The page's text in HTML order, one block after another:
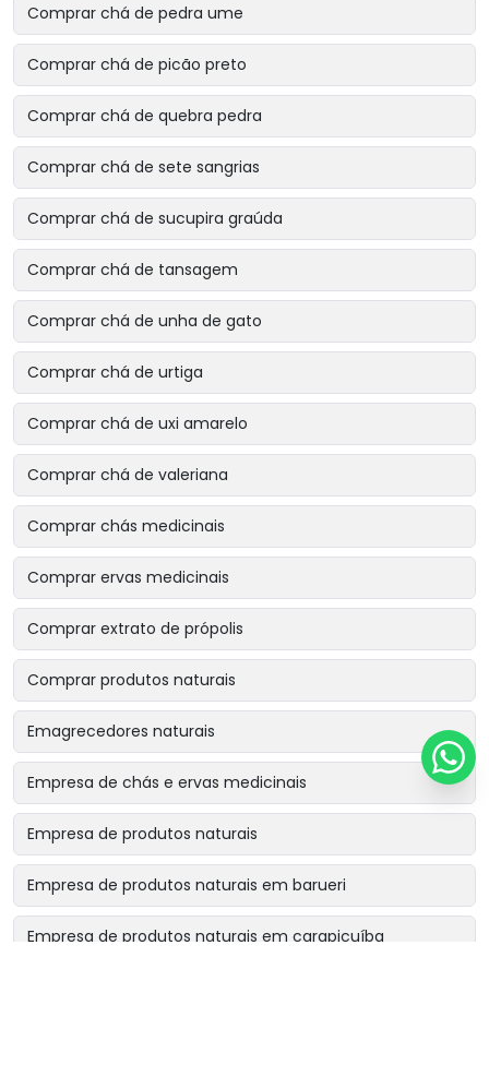
Comprar chá de pedra ume
Comprar chá de picão preto
Comprar chá de quebra pedra
Comprar chá de sete sangrias
Comprar chá de sucupira graúda
Comprar chá de tansagem
Comprar chá de unha de gato
Comprar chá de urtiga
Comprar chá de uxi amarelo
Comprar chá de valeriana
Comprar chás medicinais
Comprar ervas medicinais
Comprar extrato de própolis
Comprar produtos naturais
Emagrecedores naturais
Empresa de chás e ervas medicinais
Empresa de produtos naturais
Empresa de produtos naturais em barueri
Empresa de produtos naturais em carapicuíba